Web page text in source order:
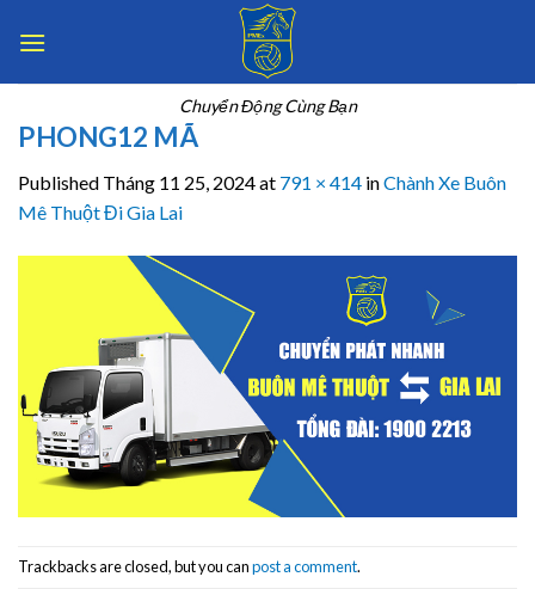
Chuyển Động Cùng Bạn
PHONG12 MÃ
Published Tháng 11 25, 2024at 791 × 414 inChành Xe Buôn
Mê Thuột Đi Gia Lai
Trackbacks are closed, but you canpost a comment.